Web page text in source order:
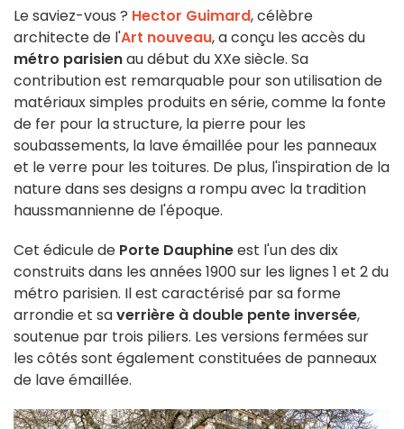
Le saviez-vous ? Hector Guimard, célèbre
architecte de l'Art nouveau, a conçu les accès du
métro parisienau début du XXe siècle. Sa
contribution est remarquable pour son utilisation de
matériaux simples produits en série, comme la fonte
de fer pour la structure, la pierre pour les
soubassements, la lave émaillée pour les panneaux
et le verre pour les toitures. De plus, l'inspiration de la
nature dans ses designs a rompu avec la tradition
haussmannienne de l'époque.
Cet édicule de Porte Dauphineest l'un des dix
construits dans les années 1900 sur les lignes 1 et 2 du
métro parisien. Il est caractérisé par sa forme
arrondie et saverrière à double pente inversée,
soutenue par trois piliers. Les versions fermées sur
les côtés sont également constituées de panneaux
de lave émaillée.